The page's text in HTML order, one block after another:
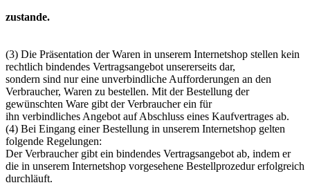
zustande.
(3) Die Präsentation der Waren in unserem Internetshop stellen kein
rechtlich bindendes Vertragsangebot unsererseits dar,
sondern sind nur eine unverbindliche Aufforderungen an den
Verbraucher, Waren zu bestellen. Mit der Bestellung der
gewünschten Ware gibt der Verbraucher ein für
ihn verbindliches Angebot auf Abschluss eines Kaufvertrages ab.
(4) Bei Eingang einer Bestellung in unserem Internetshop gelten
folgende Regelungen:
Der Verbraucher gibt ein bindendes Vertragsangebot ab, indem er
die in unserem Internetshop vorgesehene Bestellprozedur erfolgreich
durchläuft.